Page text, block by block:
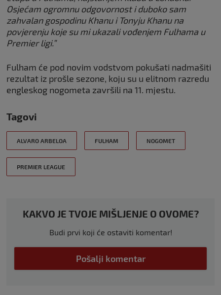
Osjećam ogromnu odgovornost i duboko sam
zahvalan gospodinu Khanu i Tonyju Khanu na
povjerenju koje su mi ukazali vođenjem Fulhama u
Premier ligi.”
Fulham će pod novim vodstvom pokušati nadmašiti
rezultat iz prošle sezone, koju su u elitnom razredu
engleskog nogometa završili na 11. mjestu.
Tagovi
ALVARO ARBELOA FULHAM NOGOMET
PREMIER LEAGUE
KAKVO JE TVOJE MIŠLJENJE O OVOME?
Budi prvi koji će ostaviti komentar!
Pošalji komentar